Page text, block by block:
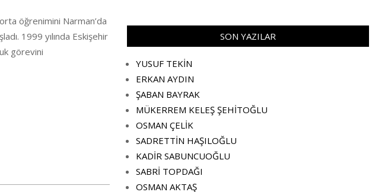
öğrenimini Narman’da
1999 yılında Eskişehir
görevini
SON YAZILAR
YUSUF TEKİN
ERKAN AYDIN
ŞABAN BAYRAK
MÜKERREM KELEŞ ŞEHİTOĞLU
OSMAN ÇELİK
SADRETTİN HAŞILOĞLU
KADİR SABUNCUOĞLU
SABRİ TOPDAĞI
OSMAN AKTAŞ